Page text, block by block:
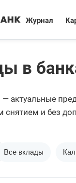
Журнал
в
актуальные
снятием и без
открытие
Все вклады